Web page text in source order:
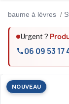
baume à lèvres
Urgent ?
06 09 53 17
NOUVEAU